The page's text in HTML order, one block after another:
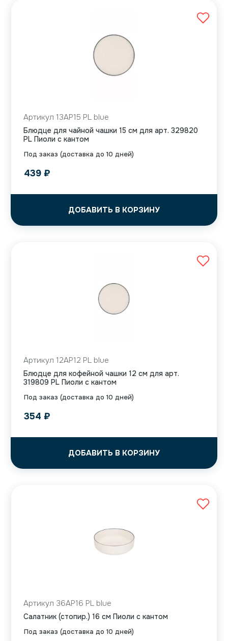
Под заказ (доставка до 10 дней)
Артикул 13AP15 PL blue
Блюдце для чайной чашки 15 см для арт. 329820
PL Пиоли с кантом
439 ₽
ДОБАВИТЬ В КОРЗИНУ
Под заказ (доставка до 10 дней)
Артикул 12AP12 PL blue
Блюдце для кофейной чашки 12 см для арт.
319809 PL Пиоли с кантом
354 ₽
ДОБАВИТЬ В КОРЗИНУ
Под заказ (доставка до 10 дней)
Артикул 36AP16 PL blue
Салатник (стопир.) 16 см Пиоли с кантом